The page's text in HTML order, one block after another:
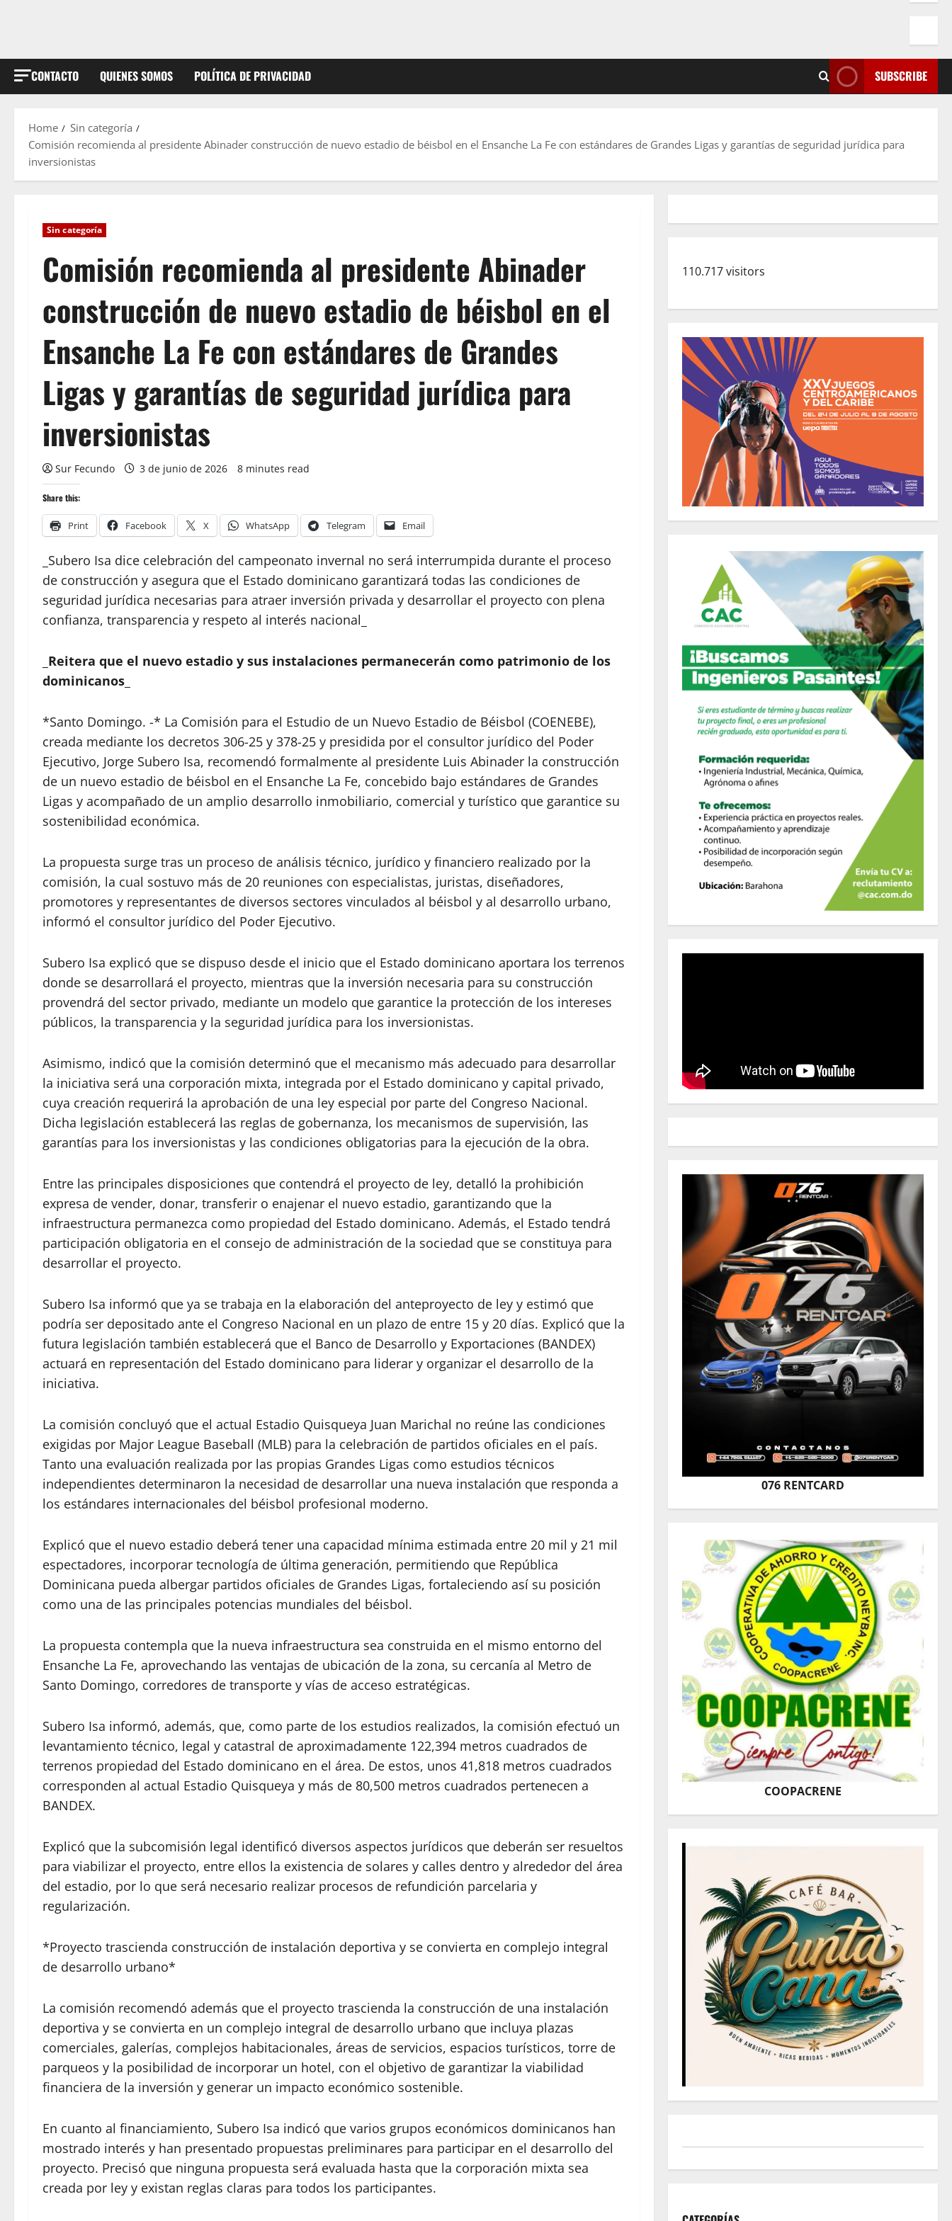
CONTACTO QUIENES SOMOS POLÍTICA DE PRIVACIDAD SUBSCRIBE
Home
Sin categoría
Comisión recomienda al presidente Abinader construcción de nuevo estadio de béisbol en el Ensanche La Fe con estándares de Grandes Ligas y garantías de seguridad jurídica para
inversionistas
Sin categoría
Comisión recomienda al presidente Abinader
construcción de nuevo estadio de béisbol en el
Ensanche La Fe con estándares de Grandes
Ligas y garantías de seguridad jurídica para
inversionistas
Sur Fecundo 3 de junio de 2026 8 minutes read
Share this:
Print Facebook X WhatsApp Telegram Email
_Subero Isa dice celebración del campeonato invernal no será interrumpida durante el proceso
de construcción y asegura que el Estado dominicano garantizará todas las condiciones de
seguridad jurídica necesarias para atraer inversión privada y desarrollar el proyecto con plena
confianza, transparencia y respeto al interés nacional_
Reitera que el nuevo estadio y sus instalaciones permanecerán como patrimonio de los
dominicanos
*Santo Domingo. -* La Comisión para el Estudio de un Nuevo Estadio de Béisbol (COENEBE),
creada mediante los decretos 306-25 y 378-25 y presidida por el consultor jurídico del Poder
Ejecutivo, Jorge Subero Isa, recomendó formalmente al presidente Luis Abinader la construcción
de un nuevo estadio de béisbol en el Ensanche La Fe, concebido bajo estándares de Grandes
Ligas y acompañado de un amplio desarrollo inmobiliario, comercial y turístico que garantice su
sostenibilidad económica.
La propuesta surge tras un proceso de análisis técnico, jurídico y financiero realizado por la
comisión, la cual sostuvo más de 20 reuniones con especialistas, juristas, diseñadores,
promotores y representantes de diversos sectores vinculados al béisbol y al desarrollo urbano,
informó el consultor jurídico del Poder Ejecutivo.
Subero Isa explicó que se dispuso desde el inicio que el Estado dominicano aportara los terrenos
donde se desarrollará el proyecto, mientras que la inversión necesaria para su construcción
provendrá del sector privado, mediante un modelo que garantice la protección de los intereses
públicos, la transparencia y la seguridad jurídica para los inversionistas.
Asimismo, indicó que la comisión determinó que el mecanismo más adecuado para desarrollar
la iniciativa será una corporación mixta, integrada por el Estado dominicano y capital privado,
cuya creación requerirá la aprobación de una ley especial por parte del Congreso Nacional.
Dicha legislación establecerá las reglas de gobernanza, los mecanismos de supervisión, las
garantías para los inversionistas y las condiciones obligatorias para la ejecución de la obra.
Entre las principales disposiciones que contendrá el proyecto de ley, detalló la prohibición
expresa de vender, donar, transferir o enajenar el nuevo estadio, garantizando que la
infraestructura permanezca como propiedad del Estado dominicano. Además, el Estado tendrá
participación obligatoria en el consejo de administración de la sociedad que se constituya para
desarrollar el proyecto.
Subero Isa informó que ya se trabaja en la elaboración del anteproyecto de ley y estimó que
podría ser depositado ante el Congreso Nacional en un plazo de entre 15 y 20 días. Explicó que la
futura legislación también establecerá que el Banco de Desarrollo y Exportaciones (BANDEX)
actuará en representación del Estado dominicano para liderar y organizar el desarrollo de la
iniciativa.
La comisión concluyó que el actual Estadio Quisqueya Juan Marichal no reúne las condiciones
exigidas por Major League Baseball (MLB) para la celebración de partidos oficiales en el país.
Tanto una evaluación realizada por las propias Grandes Ligas como estudios técnicos
independientes determinaron la necesidad de desarrollar una nueva instalación que responda a
los estándares internacionales del béisbol profesional moderno.
Explicó que el nuevo estadio deberá tener una capacidad mínima estimada entre 20 mil y 21 mil
espectadores, incorporar tecnología de última generación, permitiendo que República
Dominicana pueda albergar partidos oficiales de Grandes Ligas, fortaleciendo así su posición
como una de las principales potencias mundiales del béisbol.
La propuesta contempla que la nueva infraestructura sea construida en el mismo entorno del
Ensanche La Fe, aprovechando las ventajas de ubicación de la zona, su cercanía al Metro de
Santo Domingo, corredores de transporte y vías de acceso estratégicas.
Subero Isa informó, además, que, como parte de los estudios realizados, la comisión efectuó un
levantamiento técnico, legal y catastral de aproximadamente 122,394 metros cuadrados de
terrenos propiedad del Estado dominicano en el área. De estos, unos 41,818 metros cuadrados
corresponden al actual Estadio Quisqueya y más de 80,500 metros cuadrados pertenecen a
BANDEX.
Explicó que la subcomisión legal identificó diversos aspectos jurídicos que deberán ser resueltos
para viabilizar el proyecto, entre ellos la existencia de solares y calles dentro y alrededor del área
del estadio, por lo que será necesario realizar procesos de refundición parcelaria y
regularización.
*Proyecto trascienda construcción de instalación deportiva y se convierta en complejo integral
de desarrollo urbano*
La comisión recomendó además que el proyecto trascienda la construcción de una instalación
deportiva y se convierta en un complejo integral de desarrollo urbano que incluya plazas
comerciales, galerías, complejos habitacionales, áreas de servicios, espacios turísticos, torre de
parqueos y la posibilidad de incorporar un hotel, con el objetivo de garantizar la viabilidad
financiera de la inversión y generar un impacto económico sostenible.
En cuanto al financiamiento, Subero Isa indicó que varios grupos económicos dominicanos han
mostrado interés y han presentado propuestas preliminares para participar en el desarrollo del
proyecto. Precisó que ninguna propuesta será evaluada hasta que la corporación mixta sea
creada por ley y existan reglas claras para todos los participantes.
110.717 visitors
076 RENTCARD
COOPACRENE